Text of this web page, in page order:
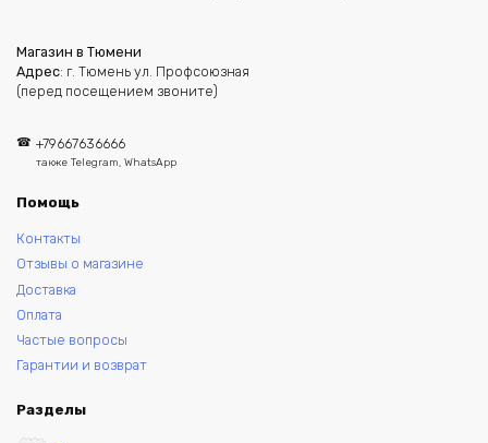
Магазин в Тюмени
Адрес: г. Тюмень ул. Профсоюзная
(перед посещением звоните)
+79667636666
также Telegram, WhatsApp
Помощь
Контакты
Отзывы о магазине
Доставка
Оплата
Частые вопросы
Гарантии и возврат
Разделы